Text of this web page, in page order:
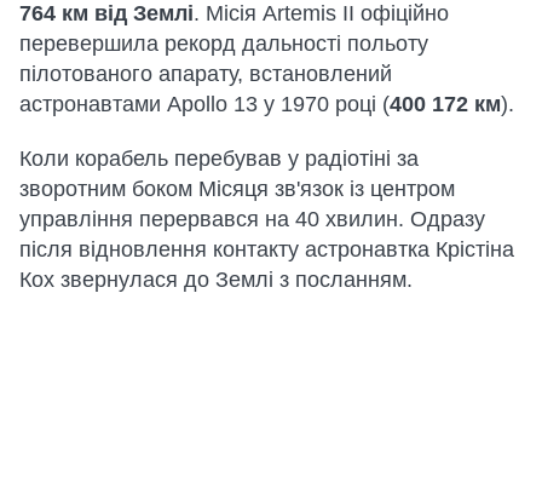
764 км від Землі. Місія Artemis II офіційно
перевершила рекорд дальності польоту
пілотованого апарату, встановлений
астронавтами Apollo 13 у 1970 році (400 172 км).
Коли корабель перебував у радіотіні за
зворотним боком Місяця зв'язок із центром
управління перервався на 40 хвилин. Одразу
після відновлення контакту астронавтка Крістіна
Кох звернулася до Землі з посланням.